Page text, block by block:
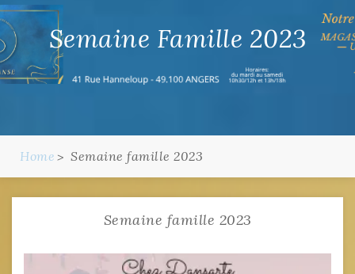
Semaine Famille 2023
Home Semaine famille 2023
Semaine famille 2023